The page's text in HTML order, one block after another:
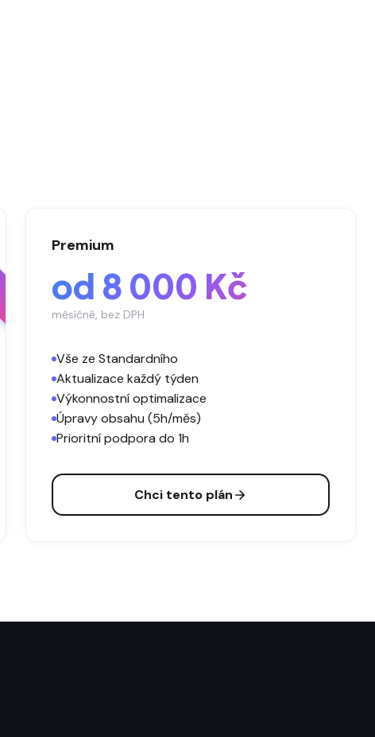
Premium
od 8 000 Kč
měsíčně, bez DPH
Vše ze Standardního
Aktualizace každý týden
Výkonnostní optimalizace
Úpravy obsahu (5h/měs)
Prioritní podpora do 1h
Chci tento plán